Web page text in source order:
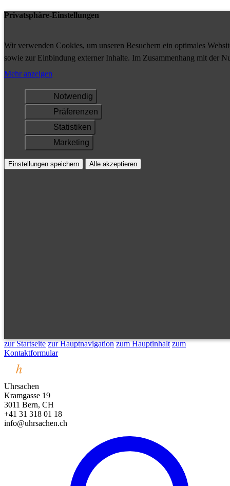
Privatsphäre-Einstellungen
Wir verwenden Cookies, um unseren Besuchern ein optimales
sowie zur Einbindung externer Inhalte. Im Zusammenhang mit der
Ihrem Gerät gespeichert und/oder abgerufen.
Mehr anzeigen
Notwendig
Präferenzen
Statistiken
Marketing
Einstellungen speichern Alle akzeptieren
zur Startseite zur Hauptnavigation zum Hauptinhalt zum
Kontaktformular
Uhrsachen
Kramgasse 19
3011 Bern, CH
+41 31 318 01 18
info@uhrsachen.ch